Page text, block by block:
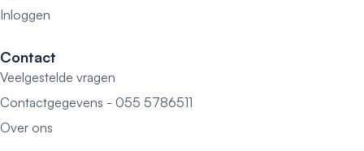
Inloggen
Contact
Veelgestelde vragen
Contactgegevens - 055 5786511
Over ons